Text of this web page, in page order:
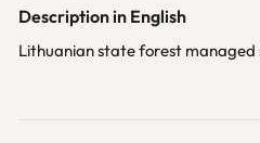
Description in English
Lithuanian state forest managed